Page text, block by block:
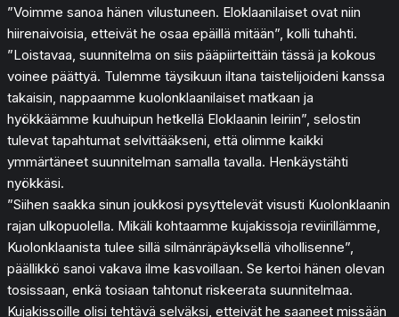
”Voimme sanoa hänen vilustuneen. Eloklaanilaiset ovat niin
hiirenaivoisia, etteivät he osaa epäillä mitään”, kolli tuhahti.
”Loistavaa, suunnitelma on siis pääpiirteittäin tässä ja kokous
voinee päättyä. Tulemme täysikuun iltana taistelijoideni kanssa
takaisin, nappaamme kuolonklaanilaiset matkaan ja
hyökkäämme kuuhuipun hetkellä Eloklaanin leiriin”, selostin
tulevat tapahtumat selvittääkseni, että olimme kaikki
ymmärtäneet suunnitelman samalla tavalla. Henkäystähti
nyökkäsi.
”Siihen saakka sinun joukkosi pysyttelevät visusti Kuolonklaanin
rajan ulkopuolella. Mikäli kohtaamme kujakissoja reviirillämme,
Kuolonklaanista tulee sillä silmänräpäyksellä vihollisenne”,
päällikkö sanoi vakava ilme kasvoillaan. Se kertoi hänen olevan
tosissaan, enkä tosiaan tahtonut riskeerata suunnitelmaa.
Kujakissoille olisi tehtävä selväksi, etteivät he saaneet missään